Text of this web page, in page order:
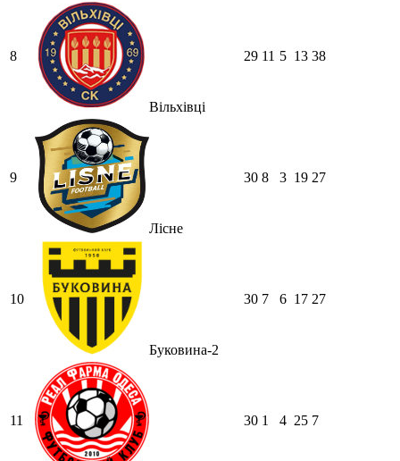
8
Вільхівці
29 11 5 13 38
9
Лісне
30 8 3 19 27
10
Буковина-2
30 7 6 17 27
11 30 1 4 25 7